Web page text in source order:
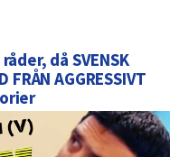
då SVENSK
FRÅN AGGRESSIVT